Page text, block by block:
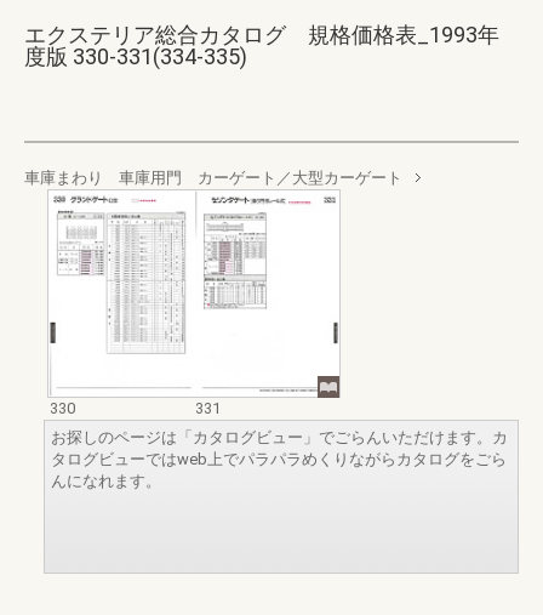
エクステリア総合カタログ 規格価格表_1993年
度版 330-331(334-335)
車庫まわり 車庫用門 カーゲート／大型カーゲート
330
331
お探しのページは「カタログビュー」でごらんいただけます。カ
タログビューではweb上でパラパラめくりながらカタログをごら
んになれます。